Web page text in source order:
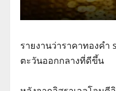
รายงานว่าราคาทองค
ตะวันออกกลางที่ดีขึ้น